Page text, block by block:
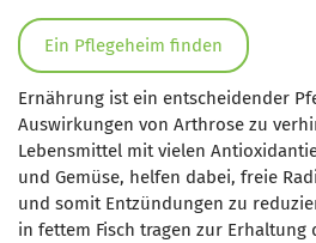
Ein Pflegeheim finden
Ernährung ist ein entscheidender
Auswirkungen von Arthrose zu
Lebensmittel mit vielen
und Gemüse, helfen dabei, freie
und somit Entzündungen zu
in fettem Fisch tragen zur Erhaltung